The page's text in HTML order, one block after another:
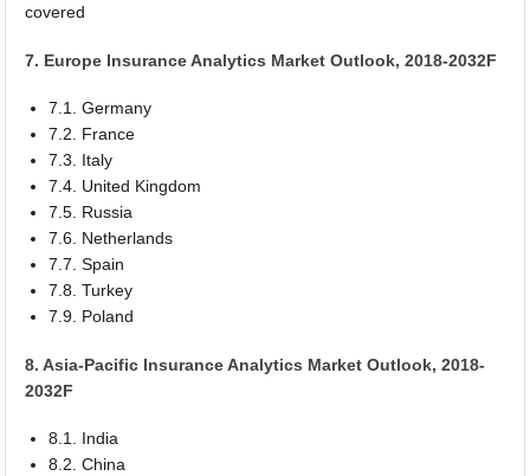
covered
7. Europe Insurance Analytics Market Outlook, 2018-2032F
7.1. Germany
7.2. France
7.3. Italy
7.4. United Kingdom
7.5. Russia
7.6. Netherlands
7.7. Spain
7.8. Turkey
7.9. Poland
8. Asia-Pacific Insurance Analytics Market Outlook, 2018-
2032F
8.1. India
8.2. China